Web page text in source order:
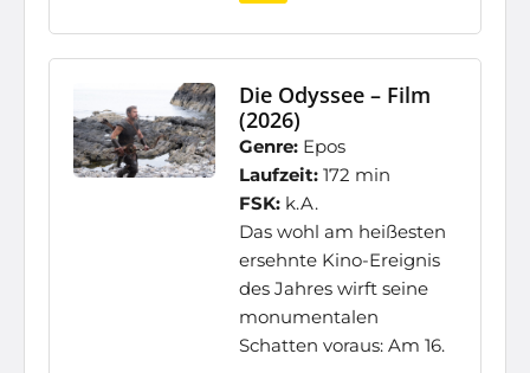
Die Odyssee – Film
(2026)
Genre: Epos
Laufzeit: 172 min
FSK: k.A.
Das wohl am heißesten
ersehnte Kino-Ereignis
des Jahres wirft seine
monumentalen
Schatten voraus: Am 16.